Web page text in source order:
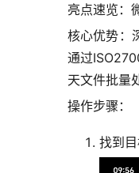
亮点速览：
核心优势：
通过
天文件批量
操作步骤：
找到